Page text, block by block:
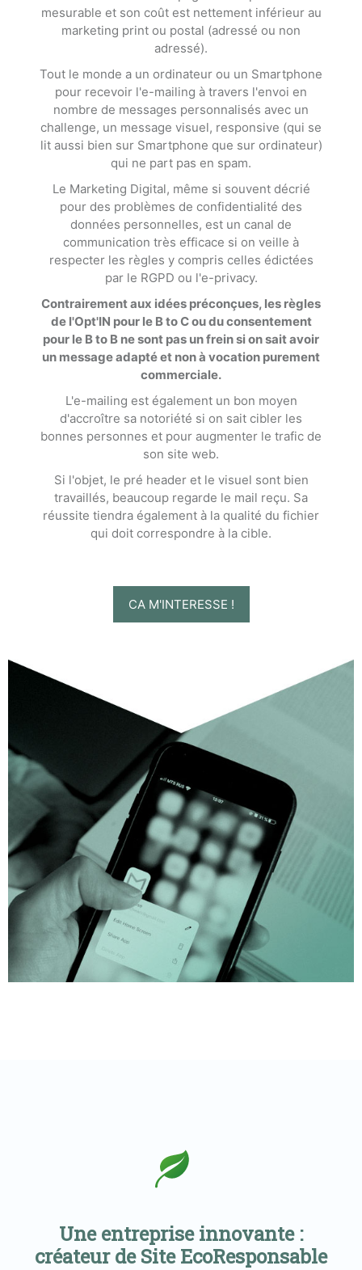
mesurable et son coût est nettement inférieur au
marketing print ou postal (adressé ou non
adressé).
Tout le monde a un ordinateur ou un Smartphone
pour recevoir l'e-mailing à travers l'envoi en
nombre de messages personnalisés avec un
challenge, un message visuel, responsive (qui se
lit aussi bien sur Smartphone que sur ordinateur)
qui ne part pas en spam.
Le Marketing Digital, même si souvent décrié
pour des problèmes de confidentialité des
données personnelles, est un canal de
communication très efficace si on veille à
respecter les règles y compris celles édictées
par le RGPD ou l'e-privacy.
Contrairement aux idées préconçues, les règles
de l'Opt'IN pour le B to C ou du consentement
pour le B to B ne sont pas un frein si on sait avoir
un message adapté et non à vocation purement
commerciale.
L'e-mailing est également un bon moyen
d'accroître sa notoriété si on sait cibler les
bonnes personnes et pour augmenter le trafic de
son site web.
Si l'objet, le pré header et le visuel sont bien
travaillés, beaucoup regarde le mail reçu. Sa
réussite tiendra également à la qualité du fichier
qui doit correspondre à la cible.
CA M'INTERESSE !
Une entreprise innovante :
créateur de Site EcoResponsable